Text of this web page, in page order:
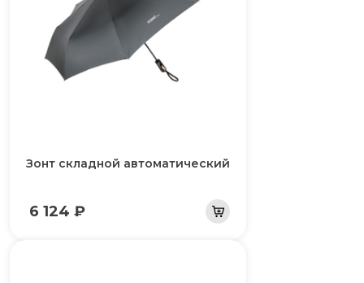
Зонт складной автоматический
6 124 ₽